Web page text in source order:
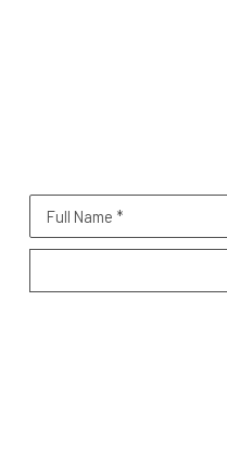
Full Name *